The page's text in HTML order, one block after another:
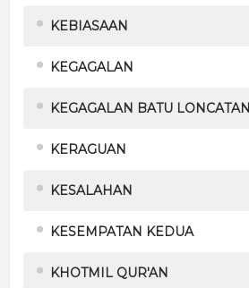
KEBIASAAN
KEGAGALAN
KEGAGALAN BATU LONCATAN
KERAGUAN
KESALAHAN
KESEMPATAN KEDUA
KHOTMIL QUR'AN